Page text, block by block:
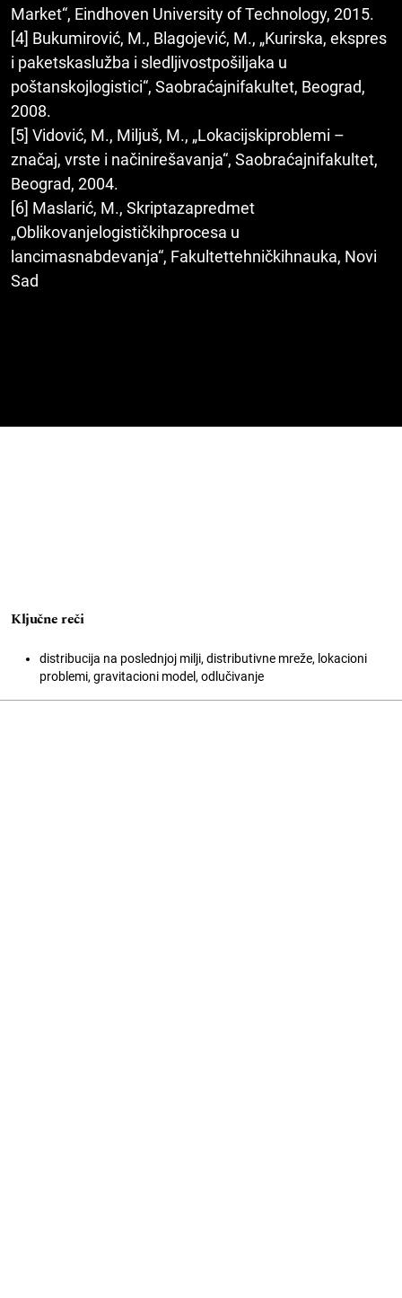
Market“, Eindhoven University of Technology, 2015.
[4] Bukumirović, M., Blagojević, M., „Kurirska, ekspres
i paketskaslužba i sledljivostpošiljaka u
poštanskojlogistici“, Saobraćajnifakultet, Beograd,
2008.
[5] Vidović, M., Miljuš, M., „Lokacijskiproblemi –
značaj, vrste i načinirešavanja“, Saobraćajnifakultet,
Beograd, 2004.
[6] Maslarić, M., Skriptazapredmet
„Oblikovanjelogističkihprocesa u
lancimasnabdevanja“, Fakultettehničkihnauka, Novi
Sad
Ključne reči
distribucija na poslednjoj milji, distributivne mreže, lokacioni
problemi, gravitacioni model, odlučivanje